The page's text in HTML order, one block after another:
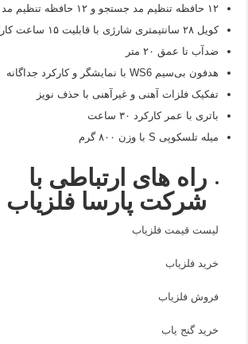
۱۲ حافظه تنظیم مد جستجو و ۱۲ حافظه تنظیم مد شخصی
کویل ۲۸ سانتیمتری شارژی با قابلیت ۱۵ ساعت کارکرد
ضدآب تا عمق ۲۰ متر
هدفون بی‌سیم WS6 با نمایشگر و کارکرد جداگانه
تفکیک فلزات آهنی و غیرآهنی با حذف نویز
باتری با عمر کارکرد ۳۰ ساعت
میله تلسکوپی S با وزن ۸۰۰ گرم
راه های ارتباطی با
شرکت پارسا فلزیاب
لیست قیمت فلزیاب
خرید فلزیاب
فروش فلزیاب
خرید گنج یاب